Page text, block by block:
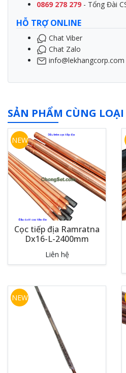
0869 278 279 - Tổng Đài
HỖ TRỢ ONLINE
Chat Viber
Chat Zalo
info@lekhangcorp.com
SẢN PHẨM CÙNG LOẠI
NEW
Cọc tiếp địa Ramratna
Dx16-L-2400mm
Liên hệ
NEW